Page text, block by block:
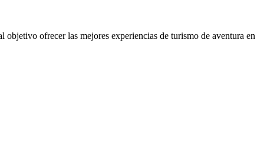
ofrecer las mejores experiencias de turismo de aventura en